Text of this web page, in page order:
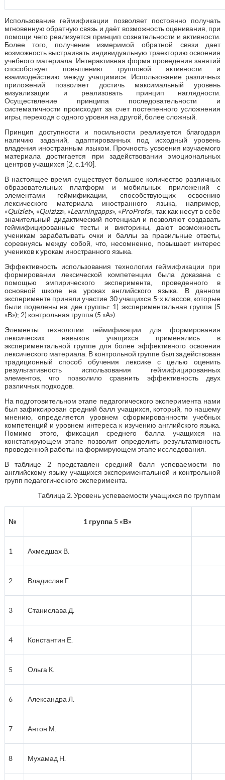
Использование геймификации позволяет постоянно получать
мгновенную обратную связь и даёт возможность оценивания, при
помощи чего реализуется принцип сознательности и активности.
Более того, получение измеримой обратной связи дает
возможность выстраивать индивидуальную траекторию освоения
учебного материала. Интерактивная форма проведения занятий
способствует повышению групповой активности и
взаимодействию между учащимися. Использование различных
приложений позволяет достичь максимальный уровень
визуализации и реализовать принцип наглядности.
Осуществление принципа последовательности и
систематичности происходит за счет постепенного усложнения
игры, переходя с одного уровня на другой, более сложный.
Принцип доступности и посильности реализуется благодаря
наличию заданий, адаптированных под исходный уровень
владения иностранным языком. Прочность усвоения изучаемого
материала достигается при задействовании эмоциональных
центров учащихся [2, c.140].
В настоящее время существует большое количество различных
образовательных платформ и мобильных приложений с
элементами геймификации, способствующих освоению
лексического материала иностранного языка, например,
«Quizlet», «Quizizz», «Learningapps», «ProProfs», так как несут в себе
значительный дидактический потенциал и позволяют создавать
геймифицированные тесты и викторины, дают возможность
ученикам зарабатывать очки и баллы за правильные ответы,
соревнуясь между собой, что, несомненно, повышает интерес
учеников к урокам иностранного языка.
Эффективность использования технологии геймификации при
формировании лексической компетенции была доказана с
помощью эмпирического эксперимента, проведенного в
основной школе на уроках английского языка. В данном
эксперименте приняли участие 30 учащихся 5-х классов, которые
были поделены на две группы: 1) экспериментальная группа (5
«В»); 2) контрольная группа (5 «А»).
Элементы технологии геймификации для формирования
лексических навыков учащихся применялись в
экспериментальной группе для более эффективного освоения
лексического материала. В контрольной группе был задействован
традиционный способ обучения лексике с целью оценить
результативность использования геймифицированных
элементов, что позволило сравнить эффективность двух
различных подходов.
На подготовительном этапе педагогического эксперимента нами
был зафиксирован средний балл учащихся, который, по нашему
мнению, определяется уровнем сформированности учебных
компетенций и уровнем интереса к изучению английского языка.
Помимо этого, фиксация среднего балла учащихся на
констатирующем этапе позволит определить результативность
проведенной работы на формирующем этапе исследования.
В таблице 2 представлен средний балл успеваемости по
английскому языку учащихся экспериментальной и контрольной
групп педагогического эксперимента.
Таблица 2. Уровень успеваемости учащихся по группам
№ 1 группа 5 «В»
1 Ахмедшах В.
2 Владислав Г.
3 Станислава Д.
4 Константин Е.
5 Ольга К.
6 Александра Л.
7 Антон М.
8 Мухамад Н.